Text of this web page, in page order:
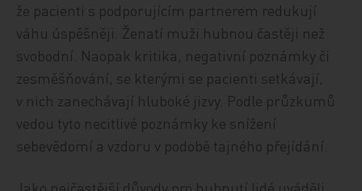
že pacienti s podporujícím partnerem redukují
váhu úspěšněji. Ženatí muži hubnou častěji než
svobodní. Naopak kritika, negativní poznámky či
zesměšňování, se kterými se pacienti setkávají,
v nich zanechávají hluboké jizvy. Podle průzkumů
vedou tyto necitlivé poznámky ke snížení
sebevědomí a vzdoru v podobě tajného přejídání.